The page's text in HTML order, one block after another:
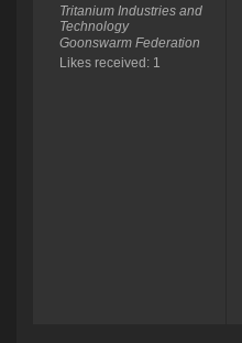
Tritanium Industries and
Technology
Goonswarm Federation
Likes received: 1